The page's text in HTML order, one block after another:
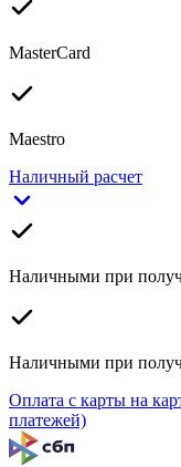
MasterCard
Maestro
Наличный расчет
Наличными при
Наличными при
Оплата с карты на
платежей)